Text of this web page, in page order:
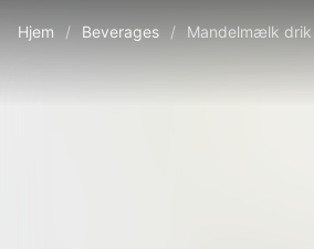
Hjem / Beverages / Mandelmælk drik